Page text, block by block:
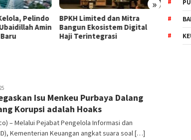
»
Pelindo
Amin
BPKH Limited dan Mitra
Bangun Ekosistem Digital
Haji Terintegrasi
WTP
Isu Menkeu Purbaya Dalang
Korupsi adalah Hoaks
– Melalui Pejabat Pengelola Informasi dan
Kementerian Keuangan angkat suara soal […]